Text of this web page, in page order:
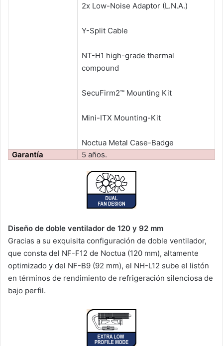
2x Low-Noise Adaptor (L.N.A.)
Y-Split Cable
NT-H1 high-grade thermal
compound
SecuFirm2™ Mounting Kit
Mini-ITX Mounting-Kit
Noctua Metal Case-Badge
Garantía
5 años.
Diseño de doble ventilador de 120 y 92 mm
Gracias a su exquisita configuración de doble ventilador,
que consta del NF-F12 de Noctua (120 mm), altamente
optimizado y del NF-B9 (92 mm), el NH-L12 sube el listón
en términos de rendimiento de refrigeración silenciosa de
bajo perfil.